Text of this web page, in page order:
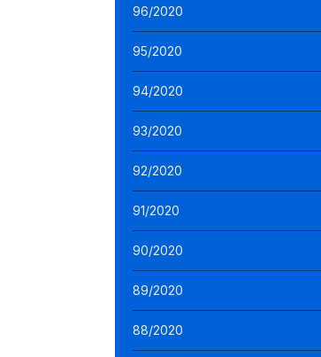
96/2020
95/2020
94/2020
93/2020
92/2020
91/2020
90/2020
89/2020
88/2020